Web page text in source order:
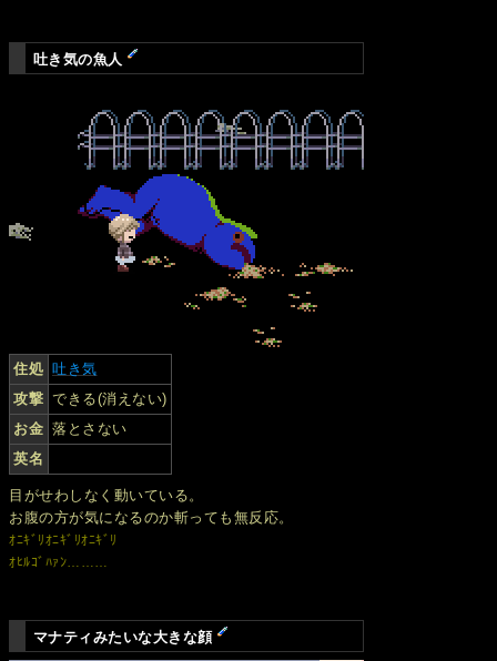
吐き気の魚人
住処 吐き気
攻撃 できる(消えない)
お金 落とさない
英名
目がせわしなく動いている。
お腹の方が気になるのか斬っても無反応。
ｵﾆｷﾞﾘｵﾆｷﾞﾘｵﾆｷﾞﾘ
ｵﾋﾙｺﾞﾊｧﾝ………
マナティみたいな大きな顔